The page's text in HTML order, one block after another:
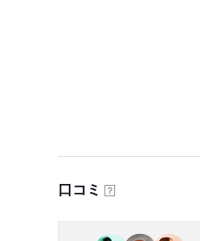
口コミ ？